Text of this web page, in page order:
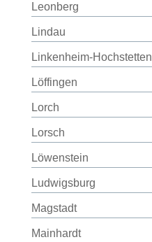
Leonberg
Lindau
Linkenheim-Hochstetten
Löffingen
Lorch
Lorsch
Löwenstein
Ludwigsburg
Magstadt
Mainhardt